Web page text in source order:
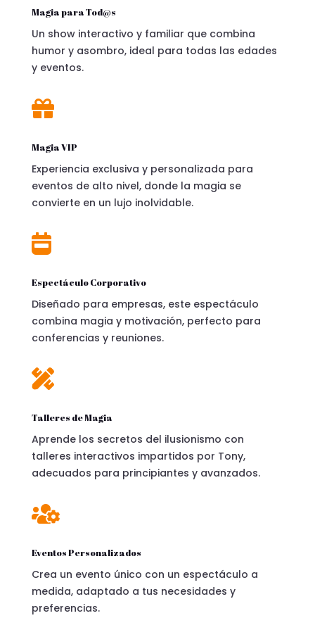
Magia para Tod@s
Un show interactivo y familiar que combina
humor y asombro, ideal para todas las edades
y eventos.

Magia VIP
Experiencia exclusiva y personalizada para
eventos de alto nivel, donde la magia se
convierte en un lujo inolvidable.

Espectáculo Corporativo
Diseñado para empresas, este espectáculo
combina magia y motivación, perfecto para
conferencias y reuniones.

Talleres de Magia
Aprende los secretos del ilusionismo con
talleres interactivos impartidos por Tony,
adecuados para principiantes y avanzados.

Eventos Personalizados
Crea un evento único con un espectáculo a
medida, adaptado a tus necesidades y
preferencias.